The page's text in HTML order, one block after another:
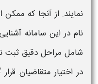
نمایند. از آنجا که ممکن
نام در این سامانه
شامل مراحل دقیقثبت
در اختیار متقاضیان